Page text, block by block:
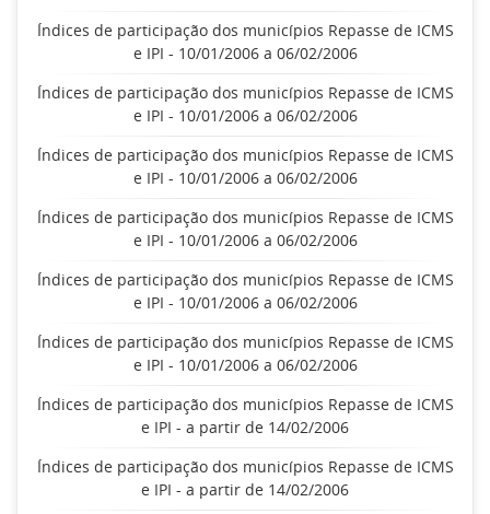
Índices de participação dos municípios Repasse de ICMS
e IPI - 10/01/2006 a 06/02/2006
Índices de participação dos municípios Repasse de ICMS
e IPI - 10/01/2006 a 06/02/2006
Índices de participação dos municípios Repasse de ICMS
e IPI - 10/01/2006 a 06/02/2006
Índices de participação dos municípios Repasse de ICMS
e IPI - 10/01/2006 a 06/02/2006
Índices de participação dos municípios Repasse de ICMS
e IPI - 10/01/2006 a 06/02/2006
Índices de participação dos municípios Repasse de ICMS
e IPI - 10/01/2006 a 06/02/2006
Índices de participação dos municípios Repasse de ICMS
e IPI - a partir de 14/02/2006
Índices de participação dos municípios Repasse de ICMS
e IPI - a partir de 14/02/2006